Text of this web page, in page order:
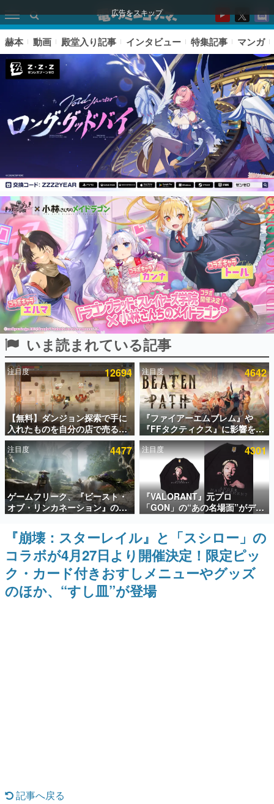
広告をスキップ
ピックアップ
電ファミのいま読まれている記事ランキング
アプリセール情報
インタビュー
連載・特集一覧
殿堂入り記事
SNS拡散数が数千以上！ ページビュー数万以上！ などな
ど。多くの人々に読まれた、電ファミ渾身の“殿堂入り”記
事をまとめました。
ゲームの企画書
名作ゲームクリエイターの方々に製作時のエピソードをお
聞きし、ヒットする企画（ゲーム）とは何か？を探ってい
きます。
赫本
この物語を解いてはいけない。『赫本』は、〈試験問題〉
の形をした短編ホラー小説集です。
新世代に訊く
これからのデジタルゲーム市場を担う若きクリエイター達
の姿を追い、彼らのルーツと情熱を探っていきます。
ゲーム世代の作家たち
ゲームに多大な影響を受けた作家さんに取材し、ゲームが
日本のコンテンツ産業やカルチャーに与えた影響を探る企
画です。
日本モバイルゲーム産業史
日本のモバイルゲーム史における主要なトピック・タイト
カテゴリ
赫本 動画 殿堂入り記事 インタビュー 特集記事 マンガ
いま読まれている記事
注目度 12694
【無料】ダンジョン探索で手に
入れたものを自分の店で売るゲ
ーム『Moonlighter』がSteam
にて無料配布中！続編
『Moonlighter 2』の9月2日正
式リリースを記念したキャンペ
ーン
注目度 4642
『ファイアーエムブレム』や
『FFタクティクス』に影響を受
けた新作戦略RPG『Beaten
Path』2027年に発売へ。
PC（Steam）、PS5、Xbox、
Switch向けにリリース予定
注目度 4477
ゲームフリーク、『ビースト・
オブ・リンカネーション』の継
続的なアプデ方針を表明。ユー
ザーからの意見を真摯に受け止
めて対応へ。修正パッチは約1週
間以内に配信される予定
注目度 4301
『VALORANT』元プロ
「GON」の“あの名場面”がデザ
インされた新作グッズが本日8月
5日より期間限定で発売。Tシャ
ツやコインケース、アクキーな
どが全品受注生産で登場、過去
に発売したグッズの再販も
『崩壊：スターレイル』と「スシロー」の
コラボが4月27日より開催決定！限定ピッ
ク・カード付きおすしメニューやグッズ
のほか、“すし皿”が登場
記事へ戻る